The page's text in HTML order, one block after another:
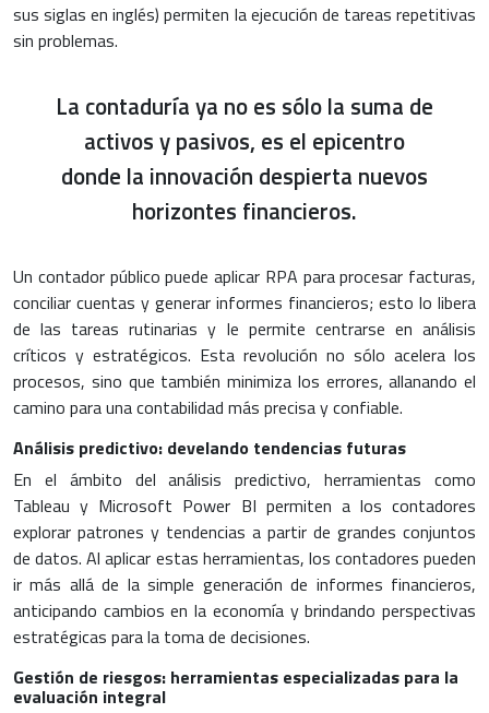
sus siglas en inglés) permiten la ejecución de tareas repetitivas
sin problemas.
La contaduría ya no es sólo la suma de
activos y pasivos, es el epicentro
donde la innovación despierta nuevos
horizontes financieros.
Un contador público puede aplicar RPA para procesar facturas,
conciliar cuentas y generar informes financieros; esto lo libera
de las tareas rutinarias y le permite centrarse en análisis
críticos y estratégicos. Esta revolución no sólo acelera los
procesos, sino que también minimiza los errores, allanando el
camino para una contabilidad más precisa y confiable.
Análisis predictivo: develando tendencias futuras
En el ámbito del análisis predictivo, herramientas como
Tableau y Microsoft Power BI permiten a los contadores
explorar patrones y tendencias a partir de grandes conjuntos
de datos. Al aplicar estas herramientas, los contadores pueden
ir más allá de la simple generación de informes financieros,
anticipando cambios en la economía y brindando perspectivas
estratégicas para la toma de decisiones.
Gestión de riesgos: herramientas especializadas para la
evaluación integral